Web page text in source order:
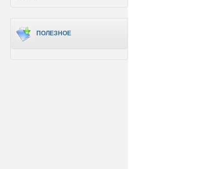
ПОЛЕЗНОЕ